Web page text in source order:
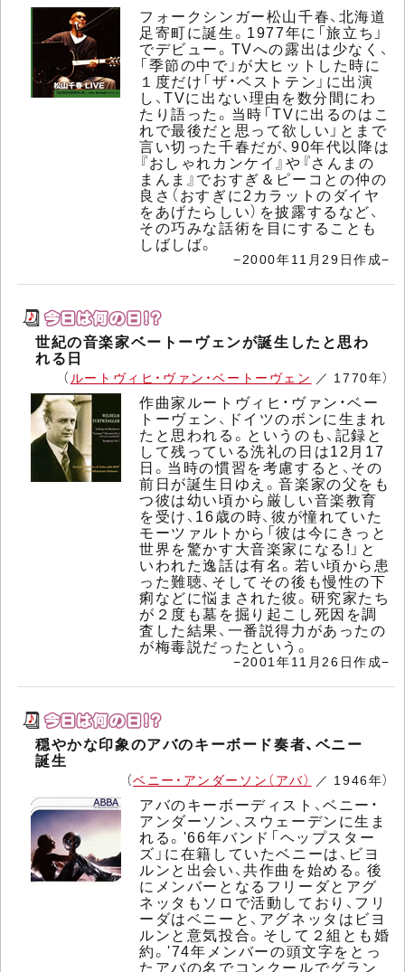
フォークシンガー松山千春、北海道
足寄町に誕生。1977年に「旅立ち」
でデビュー。TVへの露出は少なく、
「季節の中で」が大ヒットした時に
１度だけ「ザ・ベストテン」に出演
し、TVに出ない理由を数分間にわ
たり語った。当時「TVに出るのはこ
れで最後だと思って欲しい」とまで
言い切った千春だが、90年代以降は
『おしゃれカンケイ』や『さんまの
まんま』でおすぎ＆ピーコとの仲の
良さ（おすぎに2カラットのダイヤ
をあげたらしい）を披露するなど、
その巧みな話術を目にすることも
しばしば。
−2000年11月29日作成−
世紀の音楽家ベートーヴェンが誕生したと思わ
れる日
（ ルートヴィヒ・ヴァン・ベートーヴェン ／ 1770年）
作曲家ルートヴィヒ・ヴァン・ベー
トーヴェン、ドイツのボンに生まれ
たと思われる。というのも、記録と
して残っている洗礼の日は12月17
日。当時の慣習を考慮すると、その
前日が誕生日ゆえ。音楽家の父をも
つ彼は幼い頃から厳しい音楽教育
を受け、16歳の時、彼が憧れていた
モーツァルトから「彼は今にきっと
世界を驚かす大音楽家になる!」と
いわれた逸話は有名。若い頃から患
った難聴、そしてその後も慢性の下
痢などに悩まされた彼。研究家たち
が２度も墓を掘り起こし死因を調
査した結果、一番説得力があったの
が梅毒説だったという。
−2001年11月26日作成−
穏やかな印象のアバのキーボード奏者、ベニー
誕生
（ベニー・アンダーソン（アバ） ／ 1946年）
アバのキーボーディスト、ベニー・
アンダーソン、スウェーデンに生ま
れる。'66年バンド「ヘップスター
ズ」に在籍していたベニーは、ビヨ
ルンと出会い、共作曲を始める。後
にメンバーとなるフリーダとアグ
ネッタもソロで活動しており、フリ
ーダはベニーと、アグネッタはビヨ
ルンと意気投合。そして２組とも婚
約。'74年メンバーの頭文字をとっ
たアバの名でコンクールでグラン